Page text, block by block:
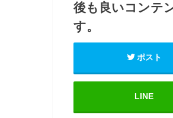
後も良いコンテ
す。
ポスト
LINE